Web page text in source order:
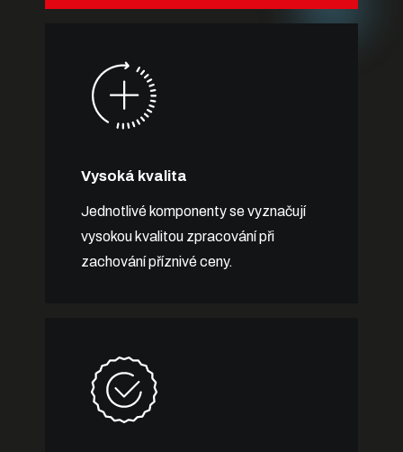
Vysoká kvalita
Jednotlivé komponenty se vyznačují
vysokou kvalitou zpracování při
zachování příznivé ceny.